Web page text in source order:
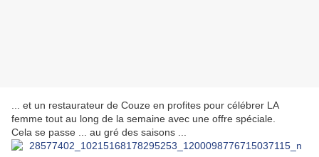
... et un restaurateur de Couze en profites pour célébrer LA
femme tout au long de la semaine avec une offre spéciale.
Cela se passe ... au gré des saisons ...